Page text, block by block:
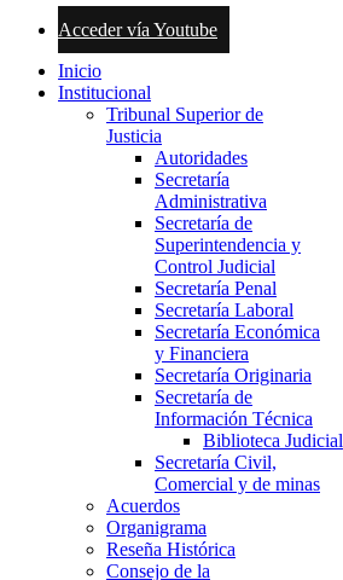
Acceder vía Youtube
Inicio
Institucional
Tribunal Superior de
Justicia
Autoridades
Secretaría
Administrativa
Secretaría de
Superintendencia y
Control Judicial
Secretaría Penal
Secretaría Laboral
Secretaría Económica
y Financiera
Secretaría Originaria
Secretaría de
Información Técnica
Biblioteca Judicial
Secretaría Civil,
Comercial y de minas
Acuerdos
Organigrama
Reseña Histórica
Consejo de la